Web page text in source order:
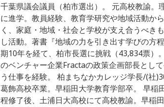
千葉県議会議員（柏市選出）。 元高校教諭。
に進学。教員経験、教育学研究や地域活動か
く、家庭・地域・社会と学校が支え合うべき
し活動。著書『地域の力を引き出す学びの方
期10年を経て、柏市長選に挑戦（43,834票）
のベンチャー企業Fractaの政策企画部長とし
う仕事を経験。 柏まちなかカレッジ学長/(社
葛飾高校卒業。早稲田大学教育学部卒。 早稲
程修了後、土浦日大高校にて高校教諭。早稲